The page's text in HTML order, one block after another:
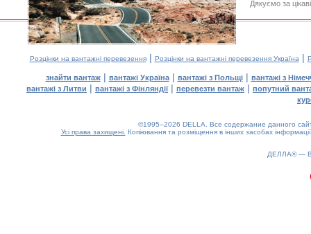
Дякуємо за
Розцінки на вантажні перевезення| Розцінки на вантажні перевезення Україна |
знайти вантаж| вантажі Україна| вантажі з Польщі| вантажі з
вантажі з Литви | вантажі з Фінляндії| перевезти вантаж | попутний
©1995–2026 DELLA. Все содержание данного
Усі права захищені. Копіювання та розміщення в інших засобах
ДЕЛЛА® —